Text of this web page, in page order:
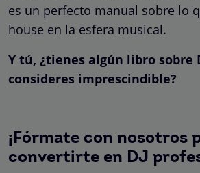
es un perfecto manual sobre lo
house en la esfera musical.
Y tú, ¿tienes algún libro sobre
consideres imprescindible?
¡Fórmate con nosotros
convertirte en DJ